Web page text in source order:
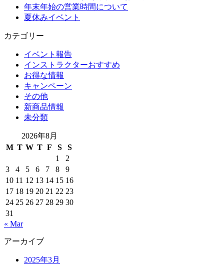
年末年始の営業時間について
夏休みイベント
カテゴリー
イベント報告
インストラクターおすすめ
お得な情報
キャンペーン
その他
新商品情報
未分類
2026年8月
M T W T F S
S
1
2
3
4 5 6 7 8
9
10 11 12 13 14 15 16
17 18 19 20 21 22 23
24 25 26 27 28 29 30
31
« Mar
アーカイブ
2025年3月